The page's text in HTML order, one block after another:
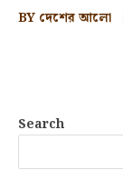
BY দেশের আলো
Search